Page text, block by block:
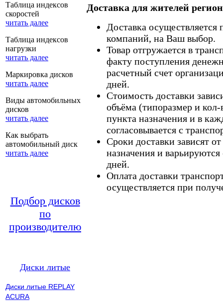
Таблица индексов
скоростей
читать далее
Таблица индексов
нагрузки
читать далее
Маркировка дисков
читать далее
Виды автомобильных
дисков
читать далее
Как выбрать
автомобильный диск
читать далее
Подбор дисков
по
производителю
Диски литые
Диски литые REPLAY
ACURA
Доставка для жителей
Доставка
компаний, на Ваш выбор.
Товар отгружается в
факту поступления
расчетный счет
дней.
Стоимость доставки
объёма (типоразмер и кол-
пункта назначения и в
согласовывается с
Сроки доставки зависят
назначения и
дней.
Оплата доставки
осуществляется при